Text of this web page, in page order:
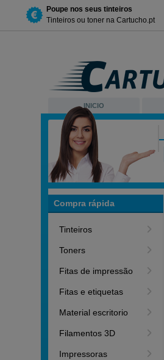
Poupe nos seus tinteiros
Tinteiros ou toner na Cartucho.pt
INICIO
Compra rápida
Tinteiros
Toners
Fitas de impressão
Fitas e etiquetas
Material escritorio
Filamentos 3D
Impressoras